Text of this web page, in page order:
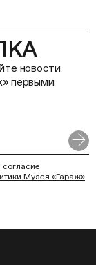
новости
первыми
согласие
Музея «Гараж»